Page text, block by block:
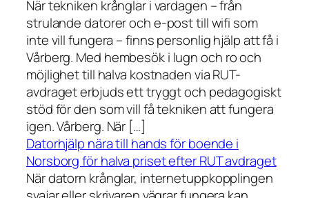
När tekniken krånglar i vardagen – från
strulande datorer och e-post till wifi som
inte vill fungera – finns personlig hjälp att få i
Vårberg. Med hembesök i lugn och ro och
möjlighet till halva kostnaden via RUT-
avdraget erbjuds ett tryggt och pedagogiskt
stöd för den som vill få tekniken att fungera
igen. Vårberg. När […]
Datorhjälp nära till hands för boende i
Norsborg för halva priset efter RUT avdraget
När datorn krånglar, internetuppkopplingen